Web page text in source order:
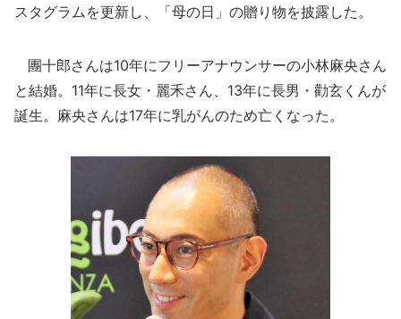
スタグラムを更新し、「母の日」の贈り物を披露した。
團十郎さんは10年にフリーアナウンサーの小林麻央さん
と結婚。11年に長女・麗禾さん、13年に長男・勸玄くんが
誕生。麻央さんは17年に乳がんのため亡くなった。